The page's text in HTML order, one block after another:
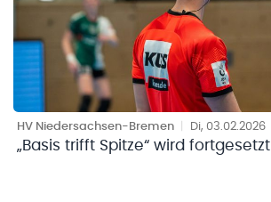
HV Niedersachsen-Bremen Di, 03.02.2026
„Basis trifft Spitze“ wird fortgesetzt